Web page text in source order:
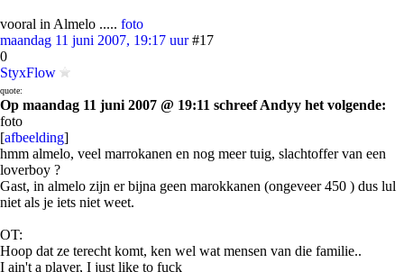
vooral in Almelo ..... foto
maandag 11 juni 2007, 19:17 uur #17
0
StyxFlow
quote:
Op maandag 11 juni 2007 @ 19:11 schreef Andyy het volgende:
foto
[afbeelding]
hmm almelo, veel marrokanen en nog meer tuig, slachtoffer van een
loverboy ?
Gast, in almelo zijn er bijna geen marokkanen (ongeveer 450 ) dus lul
niet als je iets niet weet.
OT:
Hoop dat ze terecht komt, ken wel wat mensen van die familie..
I ain't a player, I just like to fuck